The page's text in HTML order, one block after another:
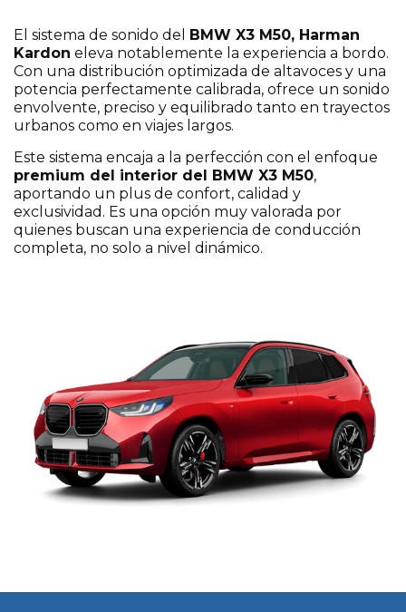
El sistema de sonido del BMW X3 M50, Harman
Kardon eleva notablemente la experiencia a bordo.
Con una distribución optimizada de altavoces y una
potencia perfectamente calibrada, ofrece un sonido
envolvente, preciso y equilibrado tanto en trayectos
urbanos como en viajes largos.
Este sistema encaja a la perfección con el enfoque
premium del interior del BMW X3 M50,
aportando un plus de confort, calidad y
exclusividad. Es una opción muy valorada por
quienes buscan una experiencia de conducción
completa, no solo a nivel dinámico.